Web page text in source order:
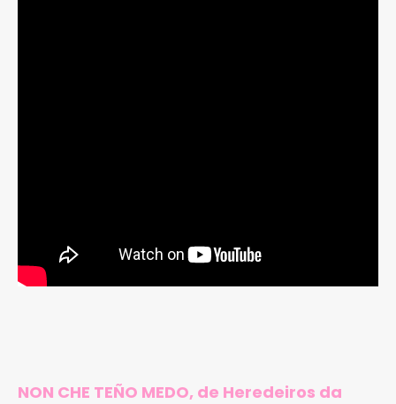
NON CHE TEÑO MEDO, de Heredeiros da